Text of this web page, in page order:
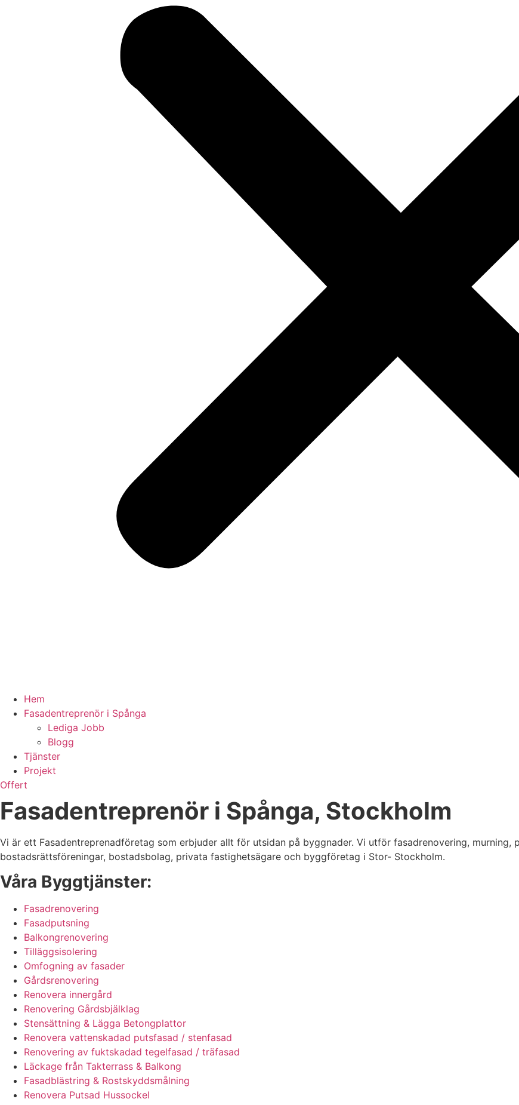
Hem
Fasadentreprenör i Spånga
Lediga Jobb
Blogg
Tjänster
Projekt
Offert
Fasadentreprenör i Spånga, Stockholm
Vi är ett Fasadentreprenadföretag som erbjuder allt för utsidan på byggnader. Vi utför fasadrenovering,
bostadsrättsföreningar, bostadsbolag, privata fastighetsägare och byggföretag i Stor- Stockholm.
Våra Byggtjänster:
Fasadrenovering
Fasadputsning
Balkongrenovering
Tilläggsisolering
Omfogning av fasader
Gårdsrenovering
Renovera innergård
Renovering Gårdsbjälklag
Stensättning & Lägga Betongplattor
Renovera vattenskadad putsfasad / stenfasad
Renovering av fuktskadad tegelfasad / träfasad
Läckage från Takterrass & Balkong
Fasadblästring & Rostskyddsmålning
Renovera Putsad Hussockel